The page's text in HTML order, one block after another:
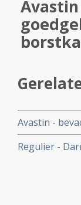
Avastin -
ziektevrije tijd
Regulier -